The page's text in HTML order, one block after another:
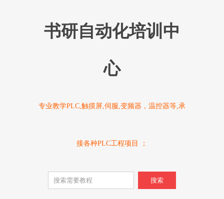
书研自动化培训中
心
专业教学PLC,触摸屏,伺服,变频器，温控器等,承
接各种PLC工程项目 ；
搜索